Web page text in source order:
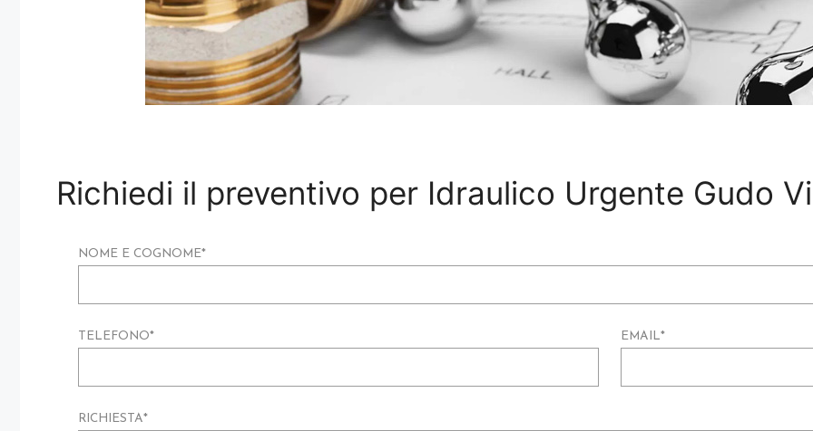
Richiedi il preventivo per Idraulico Urgente Gudo
NOME E COGNOME*
TELEFONO* EMAIL*
RICHIESTA*